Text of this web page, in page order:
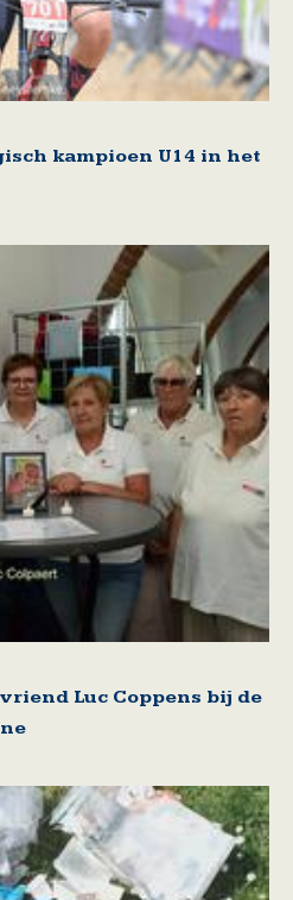
kampioen U14 in het
Luc Coppens bij de